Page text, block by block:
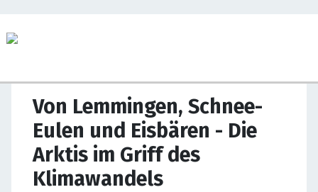
Von Lemmingen, Schnee-
Eulen und Eisbären - Die
Arktis im Griff des
Klimawandels